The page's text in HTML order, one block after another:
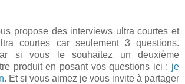
propose des interviews ultra courtes et
courtes car seulement 3 questions.
si vous le souhaitez un deuxième
produit en posant vos questions ici : je
. Et si vous aimez je vous invite à partager